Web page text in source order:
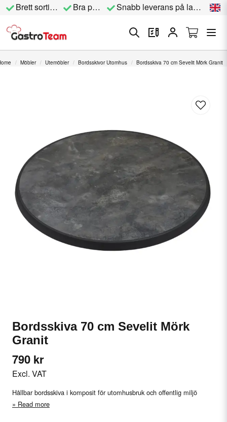
Brett sortiment Bra priser Snabb leverans på lagervara
Möbler Utemöbler Bordsskivor Utomhus Bordsskiva 70 cm Sevelit Mörk Granit
Bordsskiva 70 cm Sevelit Mörk
Granit
790 kr
Excl. VAT
Hållbar bordsskiva i komposit för utomhusbruk och offentlig miljö
Read more